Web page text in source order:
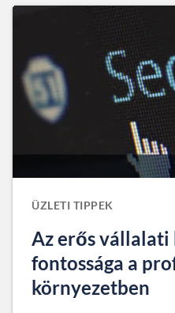
ÜZLETI TIPPEK
Az erős vállalati
fontossága a
környezetben